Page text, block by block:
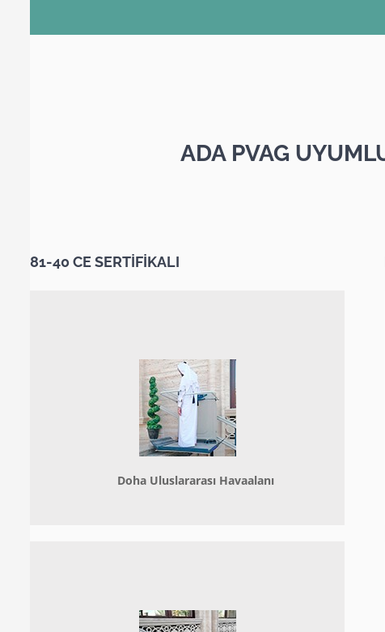
ADA PVAG
81-40 CE SERTİFİKALI
DohaUluslararası Havaalanı